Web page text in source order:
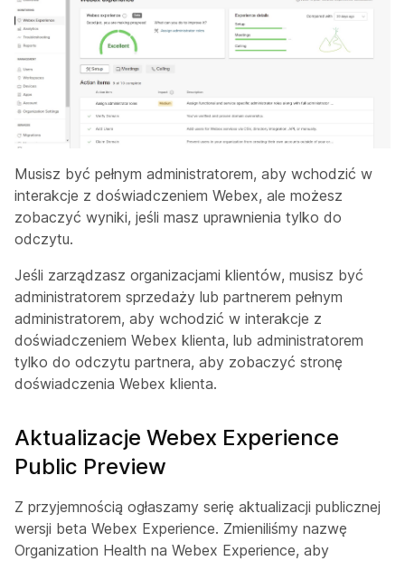
Musisz być pełnym administratorem, aby wchodzić w
interakcje z doświadczeniem Webex, ale możesz
zobaczyć wyniki, jeśli masz uprawnienia tylko do
odczytu.
Jeśli zarządzasz organizacjami klientów, musisz być
administratorem sprzedaży lub partnerem pełnym
administratorem, aby wchodzić w interakcje z
doświadczeniem Webex klienta, lub administratorem
tylko do odczytu partnera, aby zobaczyć stronę
doświadczenia Webex klienta.
Aktualizacje Webex Experience
Public Preview
Z przyjemnością ogłaszamy serię aktualizacji publicznej
wersji beta Webex Experience. Zmieniliśmy nazwę
Organization Health na Webex Experience, aby